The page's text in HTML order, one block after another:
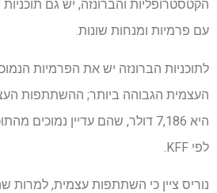
הקטסטרופליות והברונזה, יש גם
עם פרמיות ומנחות שונות.
לתוכניות הברונזה יש את הפרמיות
העצמית הגבוהה ביותר; ההשתתפות
היא 7,186 דולר, שהם עדיין נמוכים
לפי KFF.
נוריס ציין כי השתתפות עצמית, למרות